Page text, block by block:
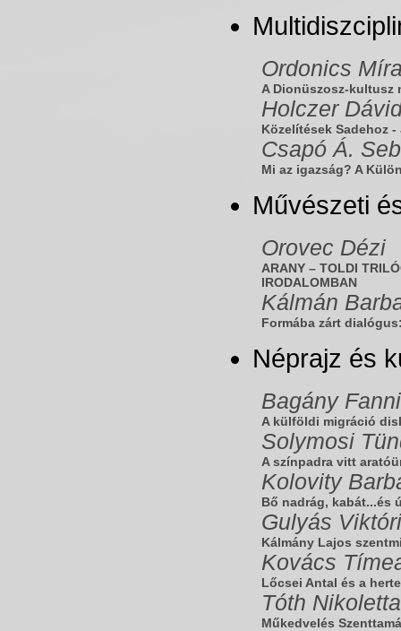
Ordonics
A Dionüszosz-kultusz
Holczer
Közelítések Sadehoz
Csapó Á.
Mi az igazság? A
Művészeti
Orovec Dézi
ARANY – TOLDI
IRODALOMBAN
Kálmán
Formába zárt
Néprajz és
Bagány Fanni
A külföldi migráció
Solymosi
A színpadra vitt
Kolovity
Bő nadrág, kabát...és
Gulyás
Kálmány Lajos
Kovács
Lőcsei Antal és a
Tóth Nikoletta
Műkedvelés